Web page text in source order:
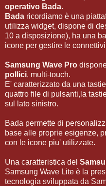
operativo Bada.
Bada ricordiamo è una
utilizza widget, dispone di
10 a disposizione), ha una
icone per gestire le
Samsung Wave Pro
pollici, multi-touch.
E' caratterizzato da una
quattro file di pulsanti,la
sul lato sinistro.
Bada permette di
base alle proprie esigenze,
con le icone piu' utilizzate.
Una caratteristica del
Samsung Wave Lite è la
tecnologia sviluppata da